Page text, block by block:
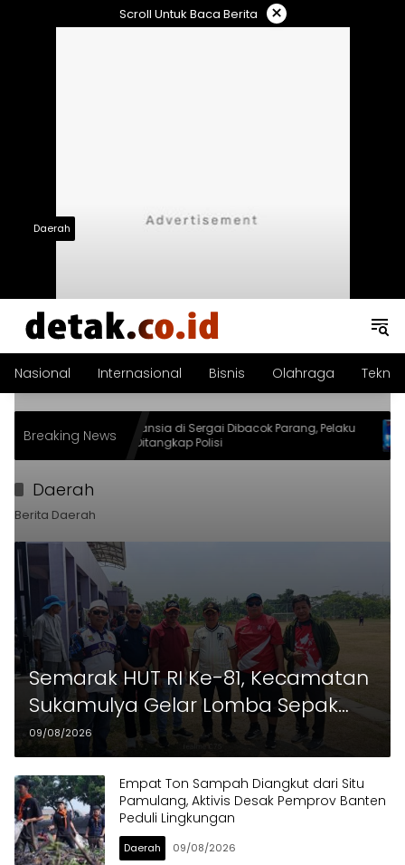
Scroll Untuk Baca Berita ×
Nasional Internasional Bisnis Olahraga
Breaking News
Lansia di Sergai Dibacok Parang, Pelaku
Ditangkap Polisi
PAN Banten
Susanto:
Direbut
Daerah
Berita Daerah
Daerah
Semarak HUT RI Ke-81, Kecamatan
Sukamulya Gelar Lomba Sepak
Bola
09/08/2026
Empat Ton Sampah Diangkut dari Situ
Pamulang, Aktivis Desak Pemprov Banten
Peduli Lingkungan
Daerah 09/08/2026